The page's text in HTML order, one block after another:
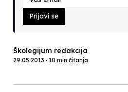
Prijavi se
Školegijum redakcija
29.05.2013 · 10 min čitanja